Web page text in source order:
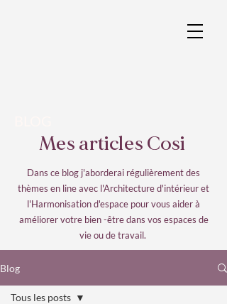
Mes articles Cosi
Dans ce blog j'aborderai régulièrement des
thèmes en line avec l'Architecture d'intérieur et
l'Harmonisation d'espace pour vous aider à
améliorer votre bien -être​dans vos espaces de
vie ou de travail.
Blog
Tous les posts